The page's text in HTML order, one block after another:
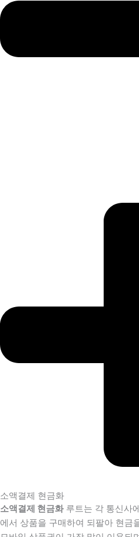
소액결제 현금화
소액결제 현금화루트는 각 통신사
에서 상품을 구매하여 되팔아 현금